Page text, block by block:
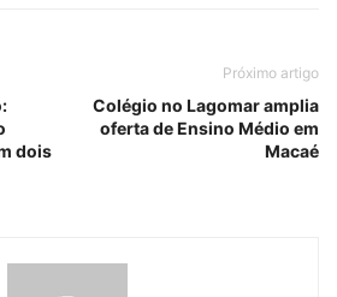
dois
Próximo artigo
Colégio no Lagomar amplia
oferta de Ensino Médio em
Macaé